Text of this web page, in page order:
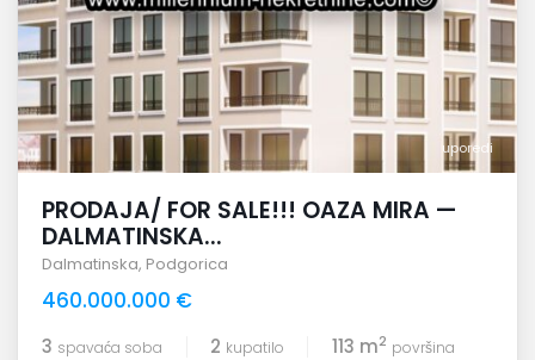
uporedi
PRODAJA/ FOR SALE!!! OAZA MIRA —
DALMATINSKA...
Dalmatinska, Podgorica
460.000.000 €
3 spavaća soba 2 kupatilo 113 m2 površina